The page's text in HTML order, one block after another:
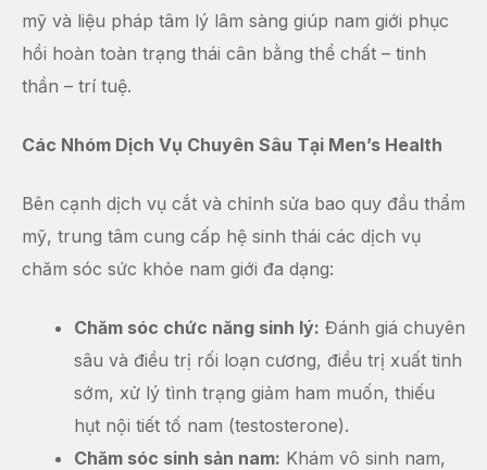
mỹ và liệu pháp tâm lý lâm sàng giúp nam giới phục
hồi hoàn toàn trạng thái cân bằng thể chất – tinh
thần – trí tuệ.
Các Nhóm Dịch Vụ Chuyên Sâu Tại Men’s Health
Bên cạnh dịch vụ cắt và chỉnh sửa bao quy đầu thẩm
mỹ, trung tâm cung cấp hệ sinh thái các dịch vụ
chăm sóc sức khỏe nam giới đa dạng:
Chăm sóc chức năng sinh lý: Đánh giá chuyên
sâu và điều trị rối loạn cương, điều trị xuất tinh
sớm, xử lý tình trạng giảm ham muốn, thiếu
hụt nội tiết tố nam (testosterone).
Chăm sóc sinh sản nam: Khám vô sinh nam,